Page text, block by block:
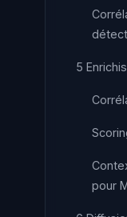
5
pour